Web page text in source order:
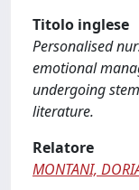
Titolo inglese
Personalised
emotional
undergoing
literature.
Relatore
MONTANI,